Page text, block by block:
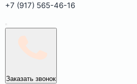
+7 (917) 565-46-16
Заказать звонок